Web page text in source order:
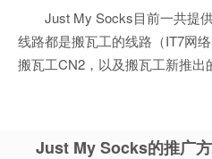
Just My Socks目前一共提
线路都是搬瓦工的线路（IT7网
搬瓦工CN2，以及搬瓦工新推出
Just My Socks的推广